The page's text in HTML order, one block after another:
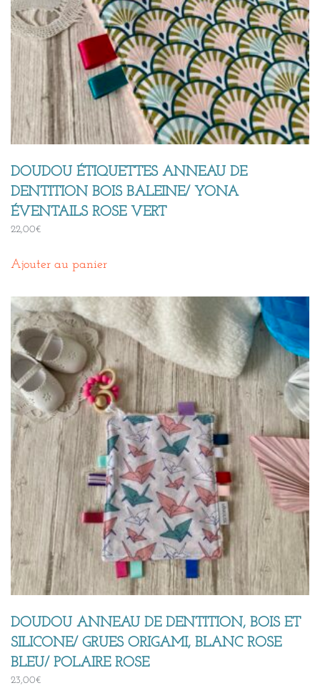
DOUDOU ÉTIQUETTES ANNEAU DE
DENTITION BOIS BALEINE/ YONA
ÉVENTAILS ROSE VERT
22,00€
Ajouter au panier
DOUDOU ANNEAU DE DENTITION, BOIS ET
SILICONE/ GRUES ORIGAMI, BLANC ROSE
BLEU/ POLAIRE ROSE
23,00€